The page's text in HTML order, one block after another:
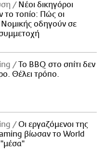
Νέοι δικηγόροι
το τοπίο: Πώς οι
οδηγούν σε
Το BBQ στο σπίτι δεν
Θέλει τρόπο.
Οι εργαζόμενοι της
βίωσαν το World